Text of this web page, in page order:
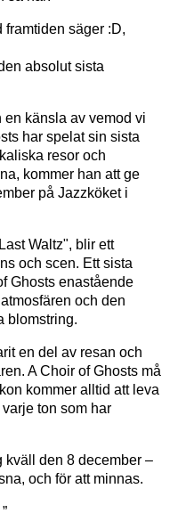
framtiden säger :D,
absolut sista
en känsla av vemod vi
har spelat sin sista
resor och
kommer han att ge
på Jazzköket i
Waltz", blir ett
och scen. Ett sista
Ghosts enastående
och den
blomstring.
en del av resan och
A Choir of Ghosts må
kommer alltid att leva
ton som har
kväll den 8 december –
och för att minnas.